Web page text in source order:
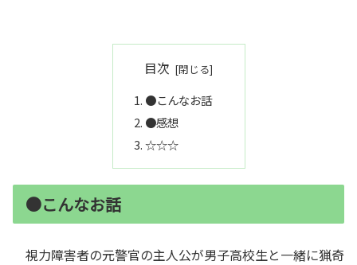
目次
●こんなお話
●感想
☆☆☆
●こんなお話
視力障害者の元警官の主人公が男子高校生と一緒に猟奇